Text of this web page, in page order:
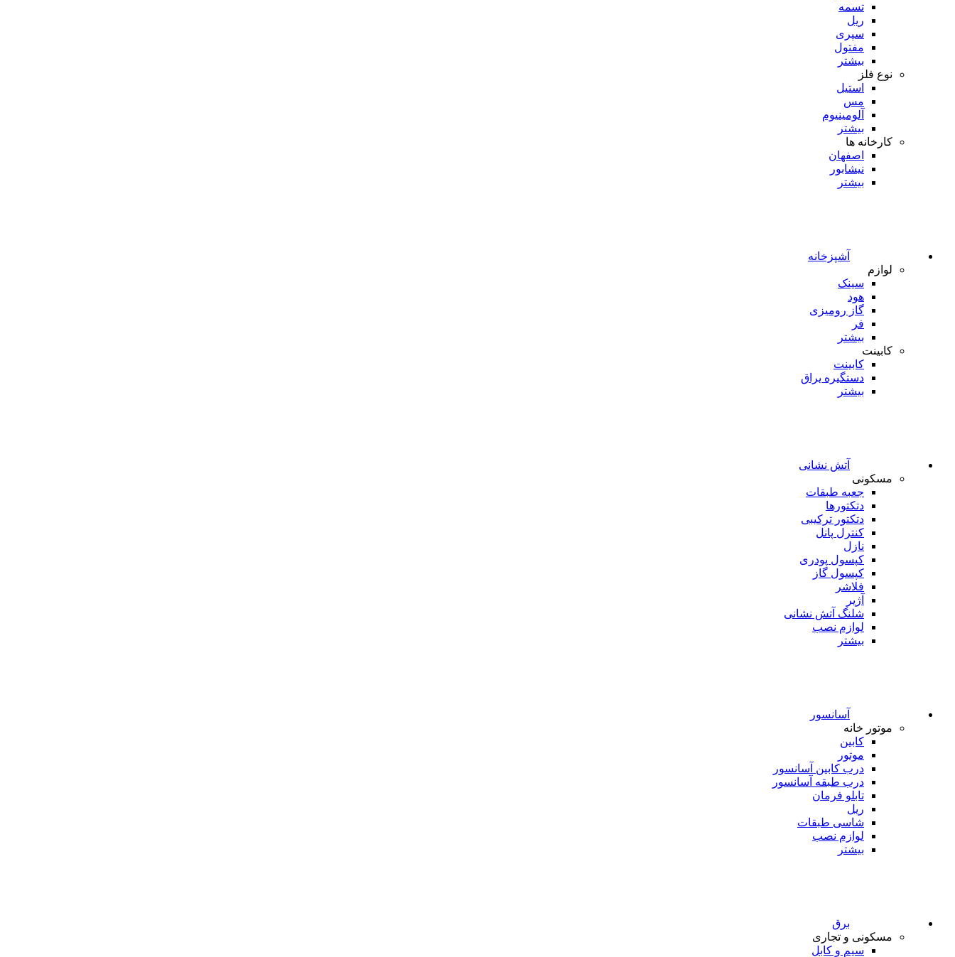
تسمه
ریل
سپری
مفتول
بیشتر
نوع فلز
استیل
مس
آلومینیوم
بیشتر
کارخانه ها
اصفهان
نیشابور
بیشتر
آشپزخانه
لوازم
سینک
هود
گاز رومیزی
فر
بیشتر
کابینت
کابینت
دستگیره یراق
بیشتر
آتش نشانی
مسکونی
جعبه طبقات
دتکتورها
دتکتور ترکیبی
کنترل پانل
نازل
کپسول پودری
کپسول گاز
فلاشر
آژیر
شلنگ آتش نشانی
لوازم نصب
بیشتر
آسانسور
موتور خانه
کابین
موتور
درب کابین آسانسور
درب طبقه آسانسور
تابلو فرمان
ریل
شاسی طبقات
لوازم نصب
بیشتر
برق
مسکونی و تجاری
سیم و کابل